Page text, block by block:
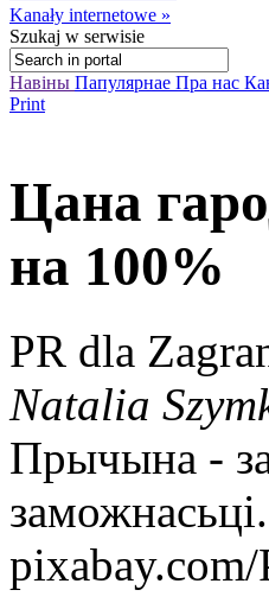
Kanały internetowe »
Szukaj w serwisie
Навіны Папулярнае Пра нас
Print
Цана
на 100%
PR dla
Natalia
Прычына -
заможнасьці.